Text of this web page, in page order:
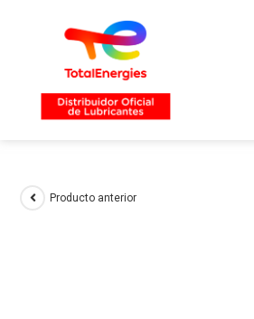
Producto anterior